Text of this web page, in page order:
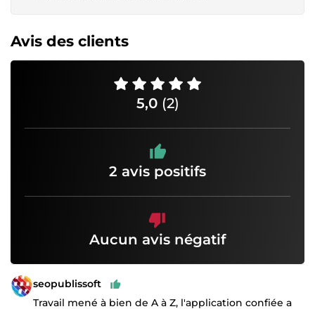
Avis des clients
5,0 (2)
2 avis positifs
Aucun avis négatif
seopublissoft
Travail mené à bien de A à Z, l'application confiée a